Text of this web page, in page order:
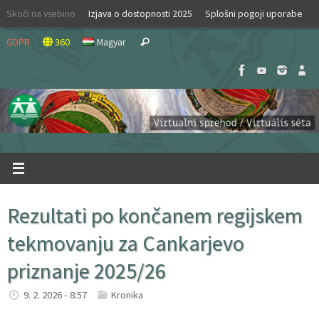
Skip
content
Skoči na vsebino Izjava o dostopnosti 2025 Splošni pogoji uporabe
GDPR 360 Magyar Search
Rezultati po končanem regijskem
tekmovanju za Cankarjevo
priznanje 2025/26
9. 2. 2026 - 8:57 Kronika